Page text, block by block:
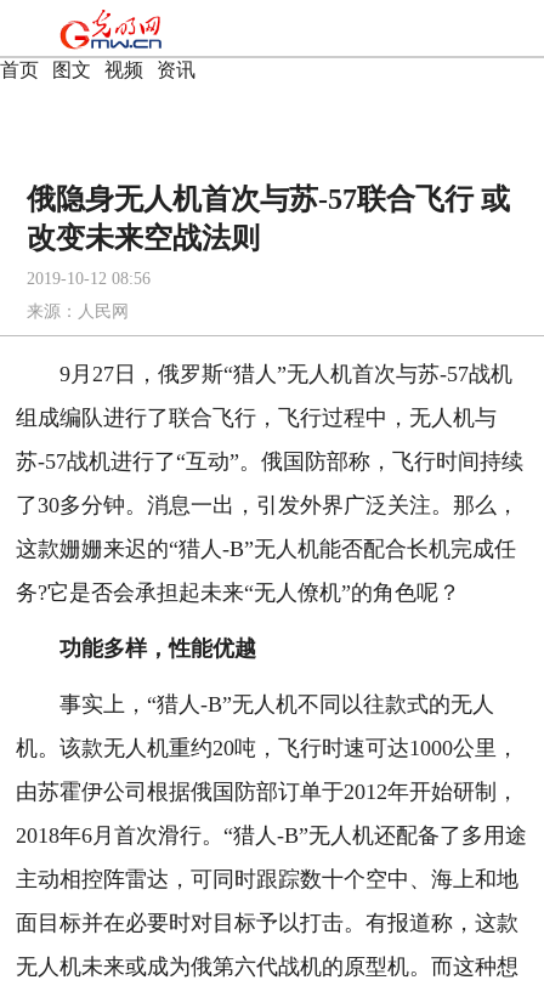
首页 图文 视频 资讯
俄隐身无人机首次与苏-57联合飞行 或
改变未来空战法则
2019-10-12 08:56
来源： 人民网
9月27日，俄罗斯“猎人”无人机首次与苏-57战机
组成编队进行了联合飞行，飞行过程中，无人机与
苏-57战机进行了“互动”。俄国防部称，飞行时间持续
了30多分钟。消息一出，引发外界广泛关注。那么，
这款姗姗来迟的“猎人-B”无人机能否配合长机完成任
务?它是否会承担起未来“无人僚机”的角色呢？
功能多样，性能优越
事实上，“猎人-B”无人机不同以往款式的无人
机。该款无人机重约20吨，飞行时速可达1000公里，
由苏霍伊公司根据俄国防部订单于2012年开始研制，
2018年6月首次滑行。“猎人-B”无人机还配备了多用途
主动相控阵雷达，可同时跟踪数十个空中、海上和地
面目标并在必要时对目标予以打击。有报道称，这款
无人机未来或成为俄第六代战机的原型机。而这种想